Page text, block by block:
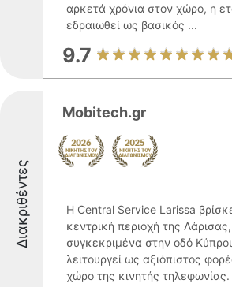
αρκετά χρόνια στον χώρο, η
εδραιωθεί ως βασικός ...
9.7
Διακριθέντες
Mobitech.gr
Η Central Service Larissa
κεντρική περιοχή της Λάρισας,
συγκεκριμένα στην οδό
λειτουργεί ως αξιόπιστος
χώρο της κινητής τηλεφωνίας.